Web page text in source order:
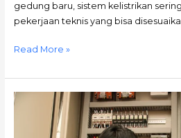
gedung baru, sistem kelistrikan
pekerjaan teknis yang bisa
Read More »
Instalasi